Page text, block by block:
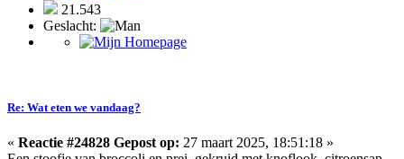
21.543
Geslacht:
Re: Wat eten we vandaag?
« Reactie #24828 Gepost op: 27 maart 2025, 18:51:18 »